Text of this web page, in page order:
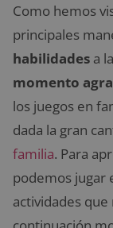
Como hemos
principales
habilidades a
momento
los juegos en
dada la gran
familia. Para
podemos jugar
actividades